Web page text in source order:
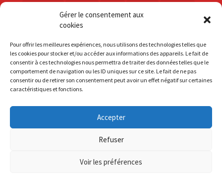
Gérer le consentement aux
cookies
Pour offrir les meilleures expériences, nous utilisons des technologies telles que
les cookies pour stocker et/ou accéder aux informations des appareils. Le fait de
consentir à ces technologies nous permettra de traiter des données telles que le
comportement de navigation ou les ID uniques sur ce site. Le fait de ne pas
consentir ou de retirer son consentement peut avoir un effet négatif sur certaines
caractéristiques et fonctions.
Accepter
Refuser
Voir les préférences
lutte contre les discriminations
PMA police
prévention
santé
sida trans transphobie UE
Union européenne
vih
violences visibilité élections
S'inscrire à la Newsletter